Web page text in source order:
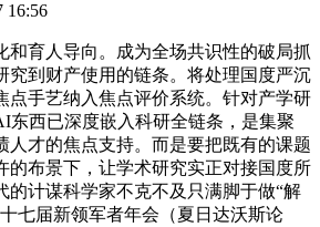
16:56
育人导向。成为全场共识性的破局抓
究到财产使用的链条。将处理国度严沉
点手艺纳入焦点评价系统。针对产学研
东西已深度嵌入科研全链条，是集聚
人才的焦点支持。而是要把既有的课题
的布景下，让学术研究实正对接国度所
的计谋科学家不克不及只满脚于做“解
七届新领军者年会（夏日达沃斯论